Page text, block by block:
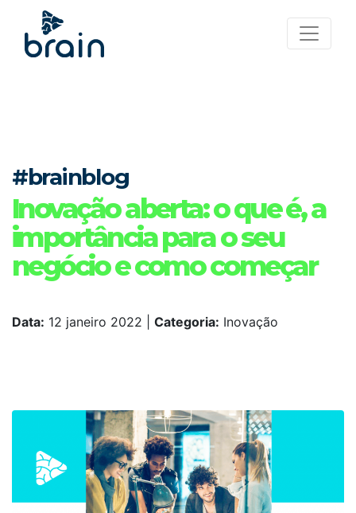
#brainblog
Inovação aberta: o que é, a
importância para o seu
negócio e como começar
Data: 12 janeiro 2022 Categoria: Inovação